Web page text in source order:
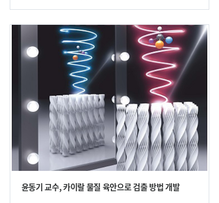
(PNAS)’ 3월 4일 자 온라인판에 게재됐다. (논문명:
Hierarchically Porous Au Nanostructures with
Interconnected Channels for Efficient Mass Transport in
Electrocatalytic CO2 Reduction) 최근 이산화탄소의 배출과
화석 연료 고갈이 심화됨에 따라 이산화탄소를 재활용해 유용한
화합물로 전기 화학적 전환하는 연구가 주목받고 있다.
이산화탄소 환원 반응은 유사한 산화환원 전위를 갖는 수소 생산
반응과 경쟁적으로 일어나는 문제점이 있어, 원하는 화합물로
선택도를 높이고 활성 부위를 극대화해 높은 전환율을 얻기 위한
금속 나노 구조 촉매 개발이 활발히 진행 중이다. 이산화탄소에서
일산화탄소로의 전환 반응 촉매 중 금은 가장 우수한 성능을
보이지만 값이 매우 비싸 실제 적용을 위해서는 나노 구조를
형성하는 등의 방법을 통해 적은 양의 금을 활용하는 것이
이상적이다. 하지만 기존 연구에서 보고된 나노 구조는 복잡하게
엉킨 촉매 구조로 인해 수계 반응을 통해 생성되는 일산화탄소
전해질을 통한 반응물의 이동도 어렵게 해 촉매의 생산성을
윤동기 교수, 카이랄 물질 육안으로 검출 방법 개발